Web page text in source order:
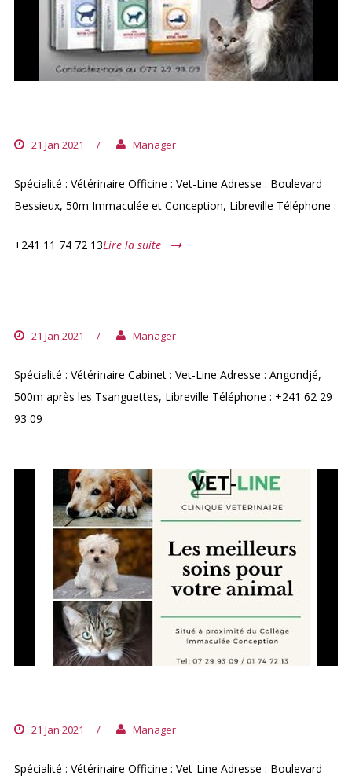
21 Jan 2021 / Manager
Spécialité : Vétérinaire Officine : Vet-Line Adresse : Boulevard
Bessieux, 50m Immaculée et Conception, Libreville Téléphone :
+241 11 74 72 13Lire la suite
21 Jan 2021 / Manager
Spécialité : Vétérinaire Cabinet : Vet-Line Adresse : Angondjé,
500m après les Tsanguettes, Libreville Téléphone : +241 62 29
93 09
21 Jan 2021 / Manager
Spécialité : Vétérinaire Officine : Vet-Line Adresse : Boulevard